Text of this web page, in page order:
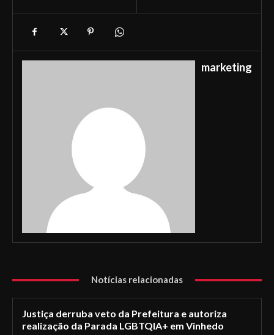
marketing
Notícias relacionadas
Justiça derruba veto da Prefeitura e autoriza
realização da Parada LGBTQIA+ em Vinhedo